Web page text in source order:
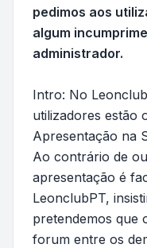
pedimos aos
algum
administrador.
Intro: No
utilizadores estão
Apresentação na
Ao contrário de
apresentação é
LeonclubPT,
pretendemos que
forum entre os